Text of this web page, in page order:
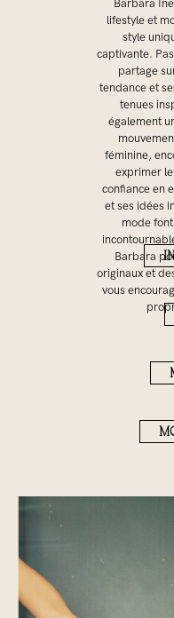
Barbara
lifestyle et
style
captivante.
partage
tendance et
tenues
également
féminine,
exprimer
confiance en
et ses idées
mode
Barbara
originaux et
vous